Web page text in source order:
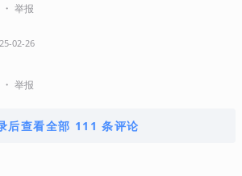
・ 举报
02-26
・ 举报
后查看全部 111 条评论